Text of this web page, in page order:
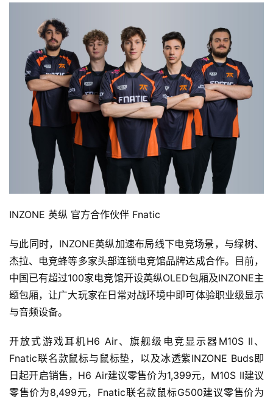
INZONE 英纵 官方合作伙伴 Fnatic
与此同时，INZONE英纵加速布局线下电竞场景，与绿树、
杰拉、电竞蜂等多家头部连锁电竞馆品牌达成合作。目前，
中国已有超过100家电竞馆开设英纵OLED包厢及INZONE主
题包厢，让广大玩家在日常对战环境中即可体验职业级显示
与音频设备。
开放式游戏耳机H6 Air、旗舰级电竞显示器M10S II、
Fnatic联名款鼠标与鼠标垫，以及冰透紫INZONE Buds即
日起开启销售，H6 Air建议零售价为1,399元，M10S II建议
零售价为8,499元，Fnatic联名款鼠标G500建议零售价为